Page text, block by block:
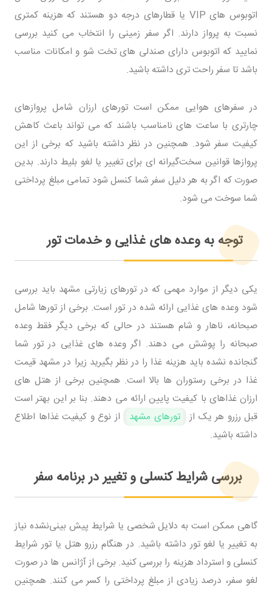
اتوبوس ‌های VIP یا قطارهای درجه دو هستند که هزینه کمتری
نسبت به پرواز دارند. اگر سفر زمینی را انتخاب می ‌کنید بررسی
نمایید که اتوبوس دارای صندلی ‌های تخت ‌شو و امکانات مناسب
باشد تا سفر راحت ‌تری داشته باشید.
در سفرهای هوایی ممکن است تورهای ارزان شامل پروازهای
چارتری با ساعت ‌های نامناسب باشند که می ‌تواند باعث کاهش
کیفیت سفر شود. همچنین در نظر داشته باشید که برخی از این
پروازها قوانین سخت‌گیرانه ‌ای برای تغییر یا لغو بلیط دارند. بدین
صورت که اگر به هر دلیل سفر شما کنسل شود تمامی مبلغ پرداختی
شما سوخت می شود.
توجه به وعده‌ های غذایی و خدمات تور
یکی دیگر از موارد مهمی که در تورهای زیارتی مشهد باید بررسی
شود وعده‌ های غذایی ارائه‌ شده در تور است. برخی از تورها شامل
صبحانه، ناهار و شام هستند در حالی که برخی دیگر فقط وعده
صبحانه را پوشش می ‌دهند. اگر وعده ‌های غذایی در تور شما
گنجانده نشده باید هزینه غذا را در نظر بگیرید زیرا در مشهد قیمت
غذا در برخی رستوران ‌ها بالا است. همچنین برخی از هتل ‌های
ارزان غذاهای با کیفیت پایین ارائه می ‌دهند. بنا بر این بهتر است
قبل رزرو هر یک از تورهای مشهد
از نوع و کیفیت غذاها اطلاع
داشته باشید.
بررسی شرایط کنسلی و تغییر در برنامه سفر
گاهی ممکن است به دلایل شخصی یا شرایط پیش ‌بینی‌نشده نیاز
به تغییر یا لغو تور داشته باشید. در هنگام رزرو هتل یا تور شرایط
کنسلی و استرداد هزینه را بررسی کنید. برخی از آژانس ‌ها در صورت
لغو سفر، درصد زیادی از مبلغ پرداختی را کسر می کنند. همچنین